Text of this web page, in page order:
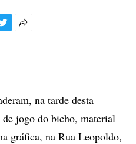
na tarde desta
jogo do bicho, material
gráfica, na Rua Leopoldo,